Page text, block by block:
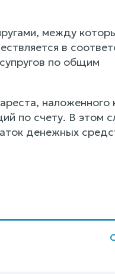
между
в
по общим
наложенного
по счету. В этом
денежных